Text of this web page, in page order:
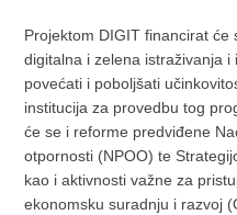
Projektom DIGIT financirat će
digitalna i zelena istraživanja
povećati i poboljšati
institucija za provedbu tog
će se i reforme predviđene
otpornosti (NPOO) te
kao i aktivnosti važne za
ekonomsku suradnju i razvoj